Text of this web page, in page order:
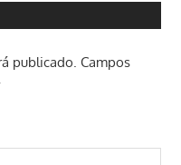
publicado. Campos